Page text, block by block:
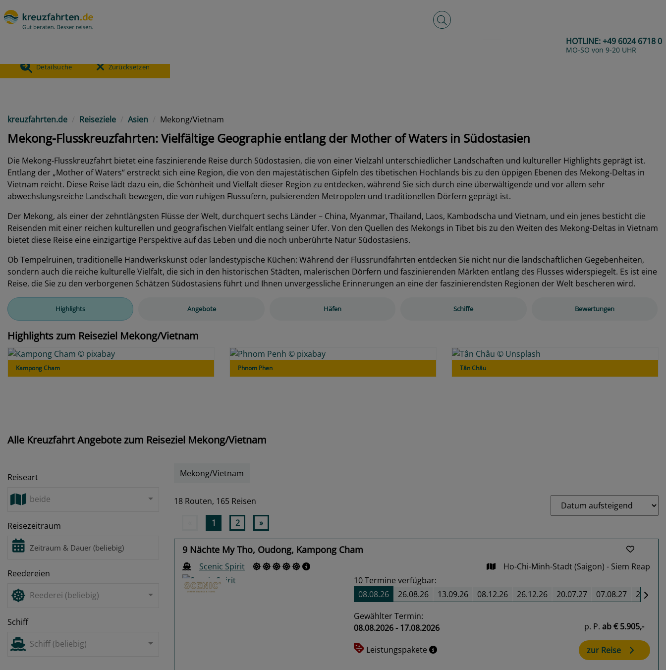
Volltextsuche
HOTLINE:+49 6024 6718 0
MO-SO von 9-20 UHR
- Mekong/Vietnam
Detailsuche Zurücksetzen
kreuzfahrten.de Reiseziele Asien Mekong/Vietnam
Mekong-Flusskreuzfahrten: Vielfältige Geographie entlang der Mother of Waters in Südostasien
Die Mekong-Flusskreuzfahrt bietet eine faszinierende Reise durch Südostasien, die von einer Vielzahl unterschiedlicher Landschaften und kultureller Highlights geprägt ist.
Entlang der „Mother of Waters“ erstreckt sich eine Region, die von den majestätischen Gipfeln des tibetischen Hochlands bis zu den üppigen Ebenen des Mekong-Deltas in
Vietnam reicht. Diese Reise lädt dazu ein, die Schönheit und Vielfalt dieser Region zu entdecken, während Sie sich durch eine überwältigende und vor allem sehr
abwechslungsreiche Landschaft bewegen, die von ruhigen Flussufern, pulsierenden Metropolen und traditionellen Dörfern geprägt ist.
Der Mekong, als einer der zehntlängsten Flüsse der Welt, durchquert sechs Länder – China, Myanmar, Thailand, Laos, Kambodscha und Vietnam, und ein jenes besticht die
Reisenden mit einer reichen kulturellen und geografischen Vielfalt entlang seiner Ufer. Von den Quellen des Mekongs in Tibet bis zu den Weiten des Mekong-Deltas in Vietnam
bietet diese Reise eine einzigartige Perspektive auf das Leben und die noch unberührte Natur Südostasiens.
Ob Tempelruinen, traditionelle Handwerkskunst oder landestypische Küchen: Während der Flussrundfahrten entdecken Sie nicht nur die landschaftlichen Gegebenheiten,
sondern auch die reiche kulturelle Vielfalt, die sich in den historischen Städten, malerischen Dörfern und faszinierenden Märkten entlang des Flusses widerspiegelt. Es ist eine
Reise, die Sie zu den verborgenen Schätzen Südostasiens führt und Ihnen unvergessliche Erinnerungen an eine der faszinierendsten Regionen der Welt bescheren wird.
Highlights Angebote Häfen Schiffe Bewertungen
Highlights zum Reiseziel Mekong/Vietnam
Kampong Cham Phnom Phen Tân Châu
Alle Kreuzfahrt Angebote zum Reiseziel Mekong/Vietnam
Reiseart
beide
Reisezeitraum
Reedereien
Reederei (beliebig)
Schiff
Schiff (beliebig)
Mekong/Vietnam
18 Routen, 165 Reisen
1 2 »
9 Nächte My Tho, Oudong, Kampong Cham
Scenic Spirit Ho-Chi-Minh-Stadt (Saigon) - Siem Reap
10Termine verfügbar:
08.08.26
26.08.26 13.09.26 08.12.26 26.12.26 20.07.27 07.08.27
Gewählter Termin:
08.08.2026 - 17.08.2026
Leistungspakete
p. P. ab€ 5.905,-
zur Reise